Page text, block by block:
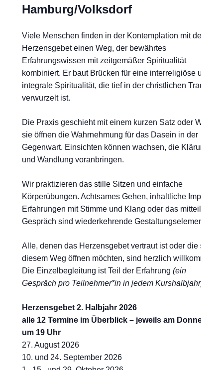
Hamburg/Volksdorf
Viele Menschen finden in der Kontemplation mit dem
Herzensgebet einen Weg, der bewährtes
Erfahrungswissen mit zeitgemäßer Spiritualität
kombiniert. Er baut Brücken für eine interreligiöse und
integrale Spiritualität, die tief in der christlichen Tradition
verwurzelt ist.
Die Praxis geschieht mit einem kurzen Satz oder Wort,
sie öffnen die Wahrnehmung für das Dasein in der
Gegenwart. Einsichten können wachsen, die Klärung
und Wandlung voranbringen.
Wir praktizieren das stille Sitzen und einfache
Körperübungen. Achtsames Gehen, inhaltliche Impulse,
Erfahrungen mit Stimme und Klang oder das mitteilende
Gespräch sind wiederkehrende Gestaltungselemente.
Alle, denen das Herzensgebet vertraut ist oder die sich
diesem Weg öffnen möchten, sind herzlich willkommen.
Die Einzelbegleitung ist Teil der Erfahrung (ein
Gespräch pro Teilnehmer*in in jedem Kurshalbjahr)
Herzensgebet 2. Halbjahr 2026
alle 12 Termine im Überblick – jeweils am Donnerstag
um 19 Uhr
27. August 2026
10. und 24. September 2026